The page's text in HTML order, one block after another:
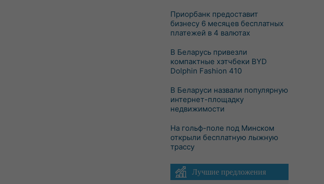
Приорбанк предоставит
бизнесу 6 месяцев бесплатных
платежей в 4 валютах
В Беларусь привезли
компактные хэтчбеки BYD
Dolphin Fashion 410
В Беларуси назвали популярную
интернет-площадку
недвижимости
На гольф-поле под Минском
открыли бесплатную лыжную
трассу
Лучшие предложения